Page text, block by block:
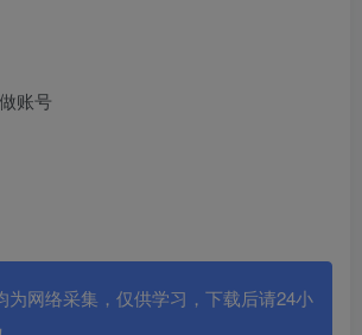
账号
为网络采集，仅供学习，下载后请24小